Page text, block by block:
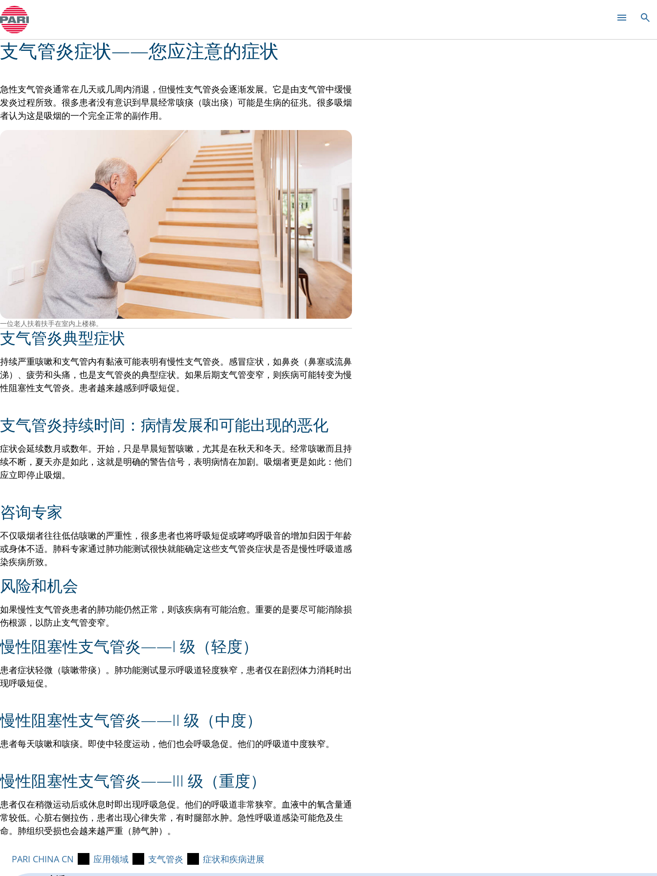
感冒和鼻炎
支气管炎症状——您应注意的症状
急性支气管炎通常在几天或几周内消退，但慢性支气管炎会逐渐发展。它是由支气管中缓慢
发炎过程所致。很多患者没有意识到早晨经常咳痰（咳出痰）可能是生病的征兆。很多吸烟
者认为这是吸烟的一个完全正常的副作用。
一位老人扶着扶手在室内上楼梯。
支气管炎典型症状
持续严重咳嗽和支气管内有黏液可能表明有慢性支气管炎。感冒症状，如鼻炎（鼻塞或流鼻
涕）、疲劳和头痛，也是支气管炎的典型症状。如果后期支气管变窄，则疾病可能转变为慢
性阻塞性支气管炎。患者越来越感到呼吸短促。
支气管炎持续时间：病情发展和可能出现的恶化
症状会延续数月或数年。开始，只是早晨短暂咳嗽，尤其是在秋天和冬天。经常咳嗽而且持
续不断，夏天亦是如此，这就是明确的警告信号，表明病情在加剧。吸烟者更是如此：他们
应立即停止吸烟。
咨询专家
不仅吸烟者往往低估咳嗽的严重性，很多患者也将呼吸短促或哮鸣呼吸音的增加归因于年龄
或身体不适。肺科专家通过肺功能测试很快就能确定这些支气管炎症状是否是慢性呼吸道感
染疾病所致。
风险和机会
如果慢性支气管炎患者的肺功能仍然正常，则该疾病有可能治愈。重要的是要尽可能消除损
伤根源，以防止支气管变窄。
慢性阻塞性支气管炎——I 级（轻度）
患者症状轻微（咳嗽带痰）。肺功能测试显示呼吸道轻度狭窄，患者仅在剧烈体力消耗时出
现呼吸短促。
慢性阻塞性支气管炎——II 级（中度）
患者每天咳嗽和咳痰。即使中轻度运动，他们也会呼吸急促。他们的呼吸道中度狭窄。
慢性阻塞性支气管炎——III 级（重度）
患者仅在稍微运动后或休息时即出现呼吸急促。他们的呼吸道非常狭窄。血液中的氧含量通
常较低。心脏右侧拉伤，患者出现心律失常，有时腿部水肿。急性呼吸道感染可能危及生
命。肺组织受损也会越来越严重（肺气肿）。
PARI CHINA CN 应用领域 支气管炎
症状和疾病进展